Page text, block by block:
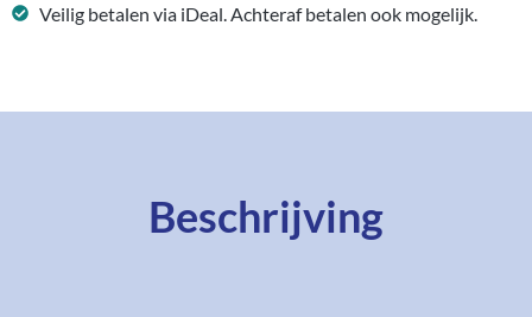
Veilig betalen via iDeal. Achteraf betalen ook mogelijk.
Beschrijving